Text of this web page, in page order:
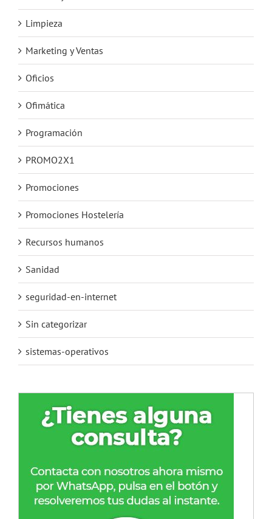
Limpieza
Marketing y Ventas
Oficios
Ofimática
Programación
PROMO2X1
Promociones
Promociones Hostelería
Recursos humanos
Sanidad
seguridad-en-internet
Sin categorizar
sistemas-operativos